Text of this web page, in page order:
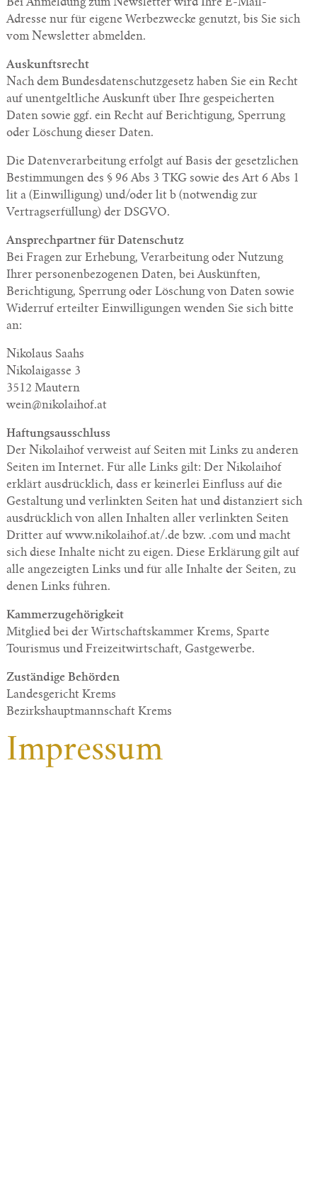
Adresse nur für eigene Werbezwecke genutzt, bis Sie sich
vom Newsletter abmelden.
Auskunftsrecht
Nach dem Bundesdatenschutzgesetz haben Sie ein Recht
auf unentgeltliche Auskunft über Ihre gespeicherten
Daten sowie ggf. ein Recht auf Berichtigung, Sperrung
oder Löschung dieser Daten.
Die Datenverarbeitung erfolgt auf Basis der gesetzlichen
Bestimmungen des § 96 Abs 3 TKG sowie des Art 6 Abs 1
lit a (Einwilligung) und/oder lit b (notwendig zur
Vertragserfüllung) der DSGVO.
Ansprechpartner für Datenschutz
Bei Fragen zur Erhebung, Verarbeitung oder Nutzung
Ihrer personenbezogenen Daten, bei Auskünften,
Berichtigung, Sperrung oder Löschung von Daten sowie
Widerruf erteilter Einwilligungen wenden Sie sich bitte
an:
Nikolaus Saahs
Nikolaigasse 3
3512 Mautern
wein@nikolaihof.at
Haftungsausschluss
Der Nikolaihof verweist auf Seiten mit Links zu anderen
Seiten im Internet. Für alle Links gilt: Der Nikolaihof
erklärt ausdrücklich, dass er keinerlei Einfluss auf die
Gestaltung und verlinkten Seiten hat und distanziert sich
ausdrücklich von allen Inhalten aller verlinkten Seiten
Dritter auf www.nikolaihof.at/.de bzw. .com und macht
sich diese Inhalte nicht zu eigen. Diese Erklärung gilt auf
alle angezeigten Links und für alle Inhalte der Seiten, zu
denen Links führen.
Kammerzugehörigkeit
Mitglied bei der Wirtschaftskammer Krems, Sparte
Tourismus und Freizeitwirtschaft, Gastgewerbe.
Zuständige Behörden
Landesgericht Krems
Bezirkshauptmannschaft Krems
Impressum